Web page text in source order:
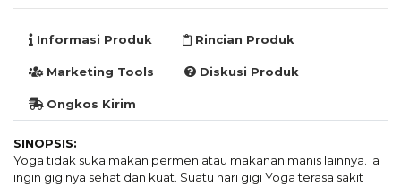
Informasi Produk Rincian Produk
Marketing Tools Diskusi Produk
Ongkos Kirim
SINOPSIS:
Yoga tidak suka makan permen atau makanan manis lainnya. Ia
ingin giginya sehat dan kuat. Suatu hari gigi Yoga terasa sakit